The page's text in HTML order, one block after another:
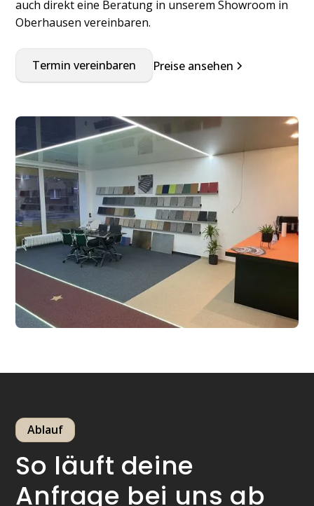
auch direkt eine Beratung in unserem Showroom in
Oberhausen vereinbaren.
Termin vereinbaren Preise ansehen
Ablauf
So läuft deine
Anfrage bei uns ab